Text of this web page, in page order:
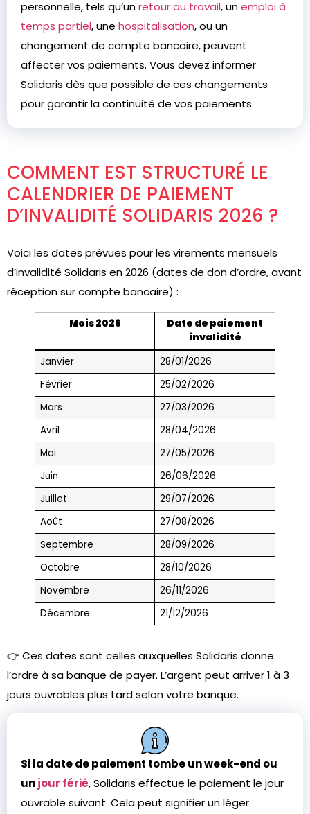
personnelle, tels qu’unretour au travail, unemploi à
temps partiel, une hospitalisation, ou un
changement de compte bancaire, peuvent
affecter vos paiements. Vous devez informer
Solidaris dès que possible de ces changements
pour garantir la continuité de vos paiements.
COMMENT EST STRUCTURÉ LE
CALENDRIER DE PAIEMENT
D’INVALIDITÉ SOLIDARIS 2026 ?
Voici les dates prévues pour les virements mensuels
d’invalidité Solidaris en 2026 (dates de don d’ordre, avant
réception sur compte bancaire) :
Mois 2026
Date de paiement
invalidité
Janvier
28/01/2026
Février
25/02/2026
Mars
27/03/2026
Avril
28/04/2026
Mai
27/05/2026
Juin
26/06/2026
Juillet
29/07/2026
Août
27/08/2026
Septembre
28/09/2026
Octobre
28/10/2026
Novembre
26/11/2026
Décembre
21/12/2026
👉 Ces dates sont celles auxquelles Solidaris donne
l’ordre à sa banque de payer. L’argent peut arriver 1 à 3
jours ouvrables plus tard selon votre banque.
Si la date de paiement tombe un week-end ou
unjour férié, Solidaris effectue le paiement le jour
ouvrable suivant. Cela peut signifier un léger